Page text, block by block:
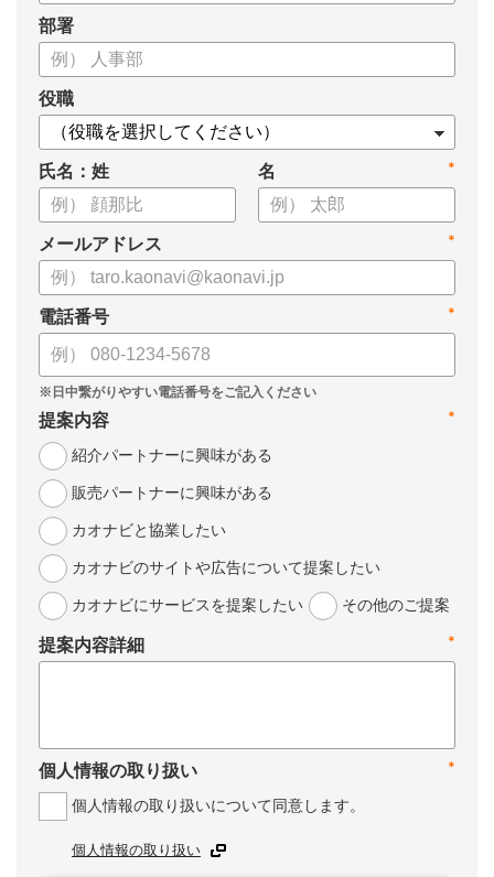
部署
役職
氏名：姓 *
名
*
メールアドレス
*
電話番号
*
提案内容
紹介パートナーに興味がある
販売パートナーに興味がある
カオナビと協業したい
カオナビのサイトや広告について提案したい
カオナビにサービスを提案したい
その他のご提案
*
提案内容詳細
*
個人情報の取り扱い
個人情報の取り扱いについて同意します。
個人情報の取り扱い